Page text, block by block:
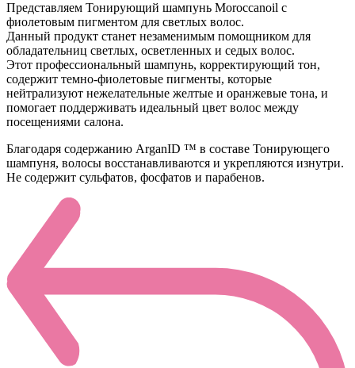
Представляем Тонирующий шампунь Moroccanoil с
фиолетовым пигментом для светлых волос.
Данный продукт станет незаменимым помощником для
обладательниц светлых, осветленных и седых волос.
Этот профессиональный шампунь, корректирующий тон,
содержит темно-фиолетовые пигменты, которые
нейтрализуют нежелательные желтые и оранжевые тона, и
помогает поддерживать идеальный цвет волос между
посещениями салона.
Благодаря содержанию ArganID ™ в составе Тонирующего
шампуня, волосы восстанавливаются и укрепляются изнутри.
Не содержит сульфатов, фосфатов и парабенов.